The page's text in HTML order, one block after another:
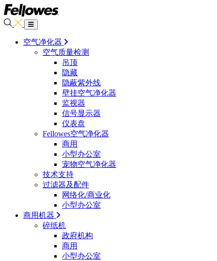
空气净化器
空气质量检测
吊顶
隐藏
隐蔽紫外线
壁挂空气净化器
监视器
信号显示器
仪表盘
Fellowes空气净化器
商用
小型办公室
宠物空气净化器
技术支持
过滤器及配件
网络化/商业化
小型办公室
商用机器
碎纸机
政府机构
商用
小型办公室